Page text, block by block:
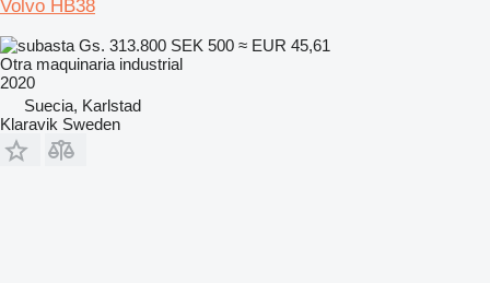
Volvo HB38
Gs. 313.800 SEK 500 ≈ EUR 45,61
Otra maquinaria industrial
2020
Suecia, Karlstad
Klaravik Sweden